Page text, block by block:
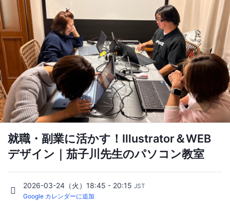
就職・副業に活かす！Illustrator＆WEB
デザイン｜茄子川先生のパソコン教室
2026-03-24（火）18:45 - 20:15 JST
Google カレンダーに追加